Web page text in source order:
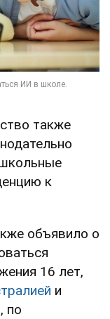
также
к
объявило о
16 лет,
и
по